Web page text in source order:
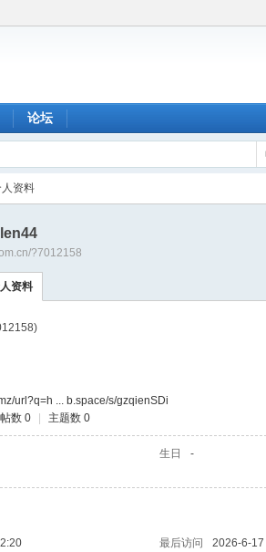
论坛
资料
?7012158
资料
url?q=h ... b.space/s/gzqienSDi
数 0 主题数 0
生日 -
最后访问
2026-6-